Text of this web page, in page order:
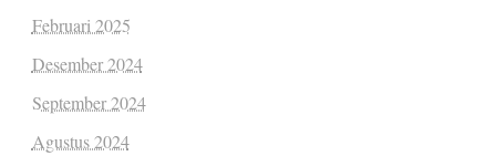
Februari 2025
Desember 2024
September 2024
Agustus 2024